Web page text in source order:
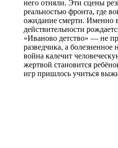
него отняли. Эти сцены
реальностью фронта, где
ожидание смерти. Именно
действительности
«Иваново детство» — не
разведчика, а
война калечит
жертвой становится
игр пришлось учиться